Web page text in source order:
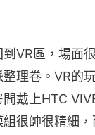
VR區，場面
理卷。VR的
戴上HTC
很帥很精細